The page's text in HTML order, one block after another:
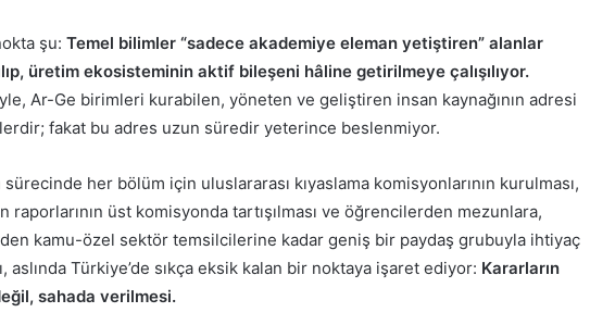
şu: Temel bilimler “sadece akademiye eleman yetiştiren” alanlar
üretim ekosisteminin aktif bileşeni hâline getirilmeye çalışılıyor.
Ar-Ge birimleri kurabilen, yöneten ve geliştiren insan kaynağının adresi
fakat bu adres uzun süredir yeterince beslenmiyor.
her bölüm için uluslararası kıyaslama komisyonlarının kurulması,
raporlarının üst komisyonda tartışılması ve öğrencilerden mezunlara,
kamu-özel sektör temsilcilerine kadar geniş bir paydaş grubuyla ihtiyaç
aslında Türkiye’de sıkça eksik kalan bir noktaya işaret ediyor: Kararların
sahada verilmesi.